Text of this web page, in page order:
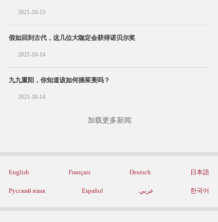
2021-10-15
假如回到古代，这几位大咖定会获得诺贝尔奖
2021-10-14
九九重阳，你知道该如何插茱萸吗？
2021-10-14
加载更多新闻
English Français Deutsch 日本語
Русский язык Español عربي 한국어